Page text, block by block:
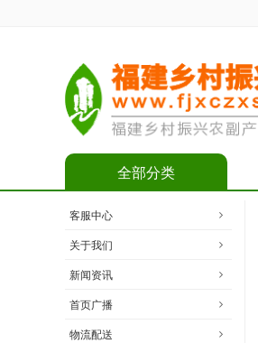
全部分类
客服中心
关于我们
新闻资讯
首页广播
物流配送